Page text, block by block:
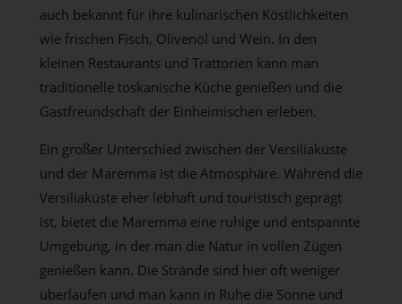
auch bekannt für ihre kulinarischen Köstlichkeiten
wie frischen Fisch, Olivenöl und Wein. In den
kleinen Restaurants und Trattorien kann man
traditionelle toskanische Küche genießen und die
Gastfreundschaft der Einheimischen erleben.
Ein großer Unterschied zwischen der Versiliaküste
und der Maremma ist die Atmosphäre. Während die
Versiliaküste eher lebhaft und touristisch geprägt
ist, bietet die Maremma eine ruhige und entspannte
Umgebung, in der man die Natur in vollen Zügen
genießen kann. Die Strände sind hier oft weniger
überlaufen und man kann in Ruhe die Sonne und